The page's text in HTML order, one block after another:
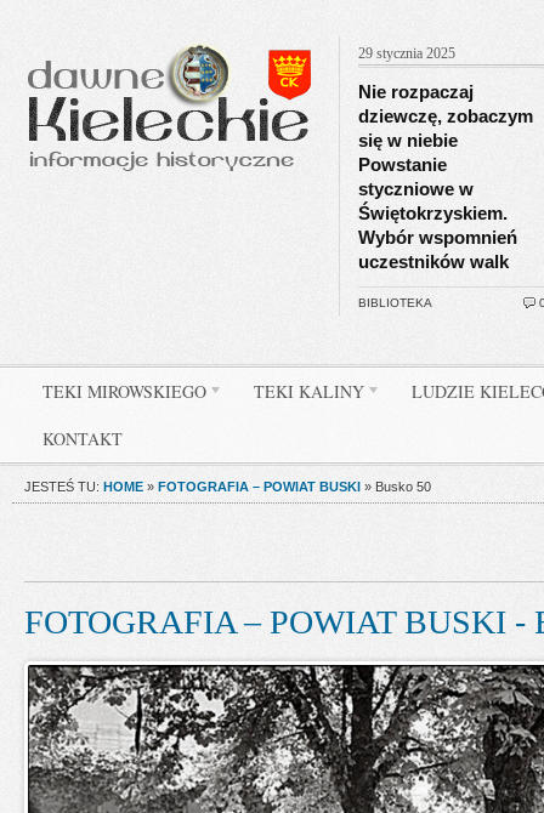
29 stycznia 2025
Nie rozpaczaj
dziewczę, zobaczym
się w niebie
Powstanie
styczniowe w
Świętokrzyskiem.
Wybór wspomnień
uczestników walk
BIBLIOTEKA
TEKI MIROWSKIEGO TEKI KALINY LUDZIE
KONTAKT
JESTEŚ TU: HOME » FOTOGRAFIA – POWIAT BUSKI » Busko 50
FOTOGRAFIA – POWIAT BUSKI -